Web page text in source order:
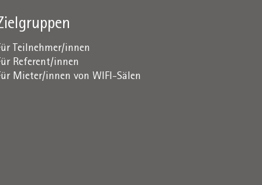
Teilnehmer/innen
Referent/innen
Mieter/innen von WIFI-Sälen